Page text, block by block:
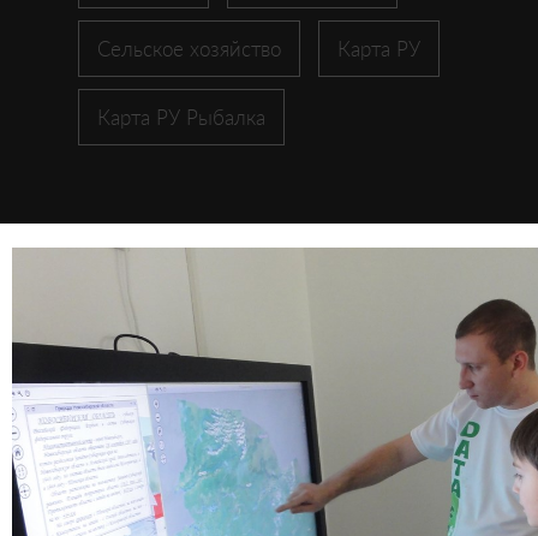
Сельское хозяйство Карта РУ
Карта РУ Рыбалка